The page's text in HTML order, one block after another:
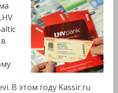
В этом году Kassir.ru